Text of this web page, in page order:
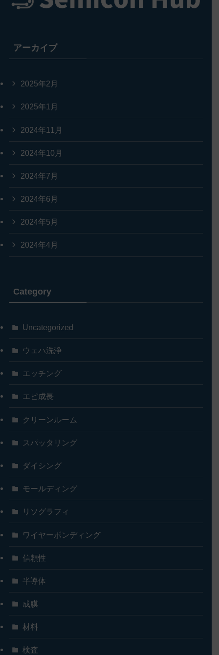
アーカイブ
2025年2月
2025年1月
2024年11月
2024年10月
2024年7月
2024年6月
2024年5月
2024年4月
Category
Uncategorized
ウェハ洗浄
エッチング
エピ成長
クリーンルーム
スパッタリング
ダイシング
モールディング
リソグラフィ
ワイヤーボンディング
信頼性
半導体
成膜
材料
検査